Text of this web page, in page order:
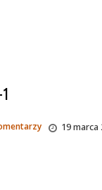
19 marca